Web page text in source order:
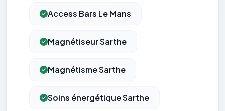
Access Bars Le Mans
Magnétiseur Sarthe
Magnétisme Sarthe
Soins énergétique Sarthe